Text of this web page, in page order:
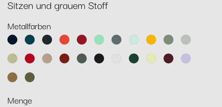
Sitzen und grauem Stoff
Metallfarben
AbyssblauAcapulcoblau
AnthrazitCapucine
Chili OpalgrünGewittergrau
Gletscherminze
HonigKaktusLehmgrau
LindgrünMohnrotMuskatOckerRosmarin
Lakritz Baumwollweiß
Zederngrün
Zitronensorbet
Schwarzkirsche
Marshmallo
Lebkuchen
Pesto
Menge